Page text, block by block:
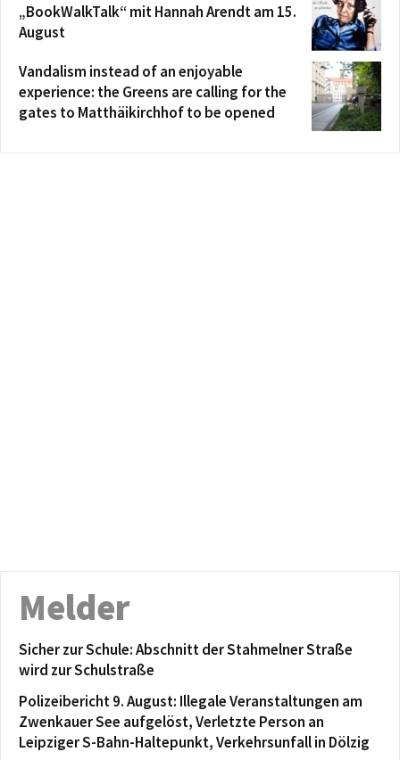
„BookWalkTalk“ mit Hannah Arendt am 15.
August
Vandalism instead of an enjoyable
experience: the Greens are calling for the
gates to Matthäikirchhof to be opened
Melder
Sicher zur Schule: Abschnitt der Stahmelner Straße
wird zur Schulstraße
Polizeibericht 9. August: Illegale Veranstaltungen am
Zwenkauer See aufgelöst, Verletzte Person an
Leipziger S-Bahn-Haltepunkt, Verkehrsunfall in Dölzig